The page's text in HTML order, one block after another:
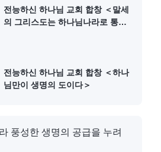
전능하신 하나님 교회 합창 ＜말세
의 그리스도는 하나님나라로 통하
전능하신 하나님 교회 합창 ＜하나
님만이 생명의 도이다＞
전능하신 하나님 교회 합창 ＜이긴
풍성한 생명의 공급을 누려